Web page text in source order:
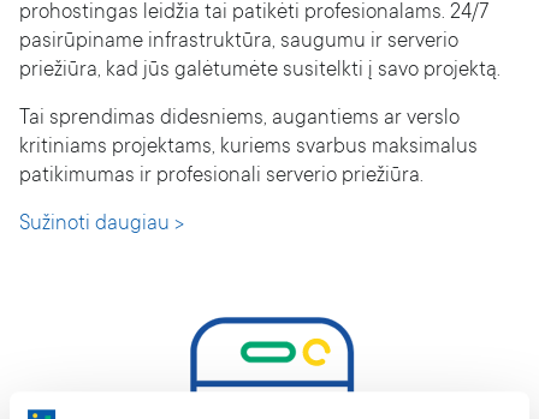
prohostingas leidžia tai patikėti profesionalams. 24/7
pasirūpiname infrastruktūra, saugumu ir serverio
priežiūra, kad jūs galėtumėte susitelkti į savo projektą.
Tai sprendimas didesniems, augantiems ar verslo
kritiniams projektams, kuriems svarbus maksimalus
patikimumas ir profesionali serverio priežiūra.
Sužinoti daugiau >